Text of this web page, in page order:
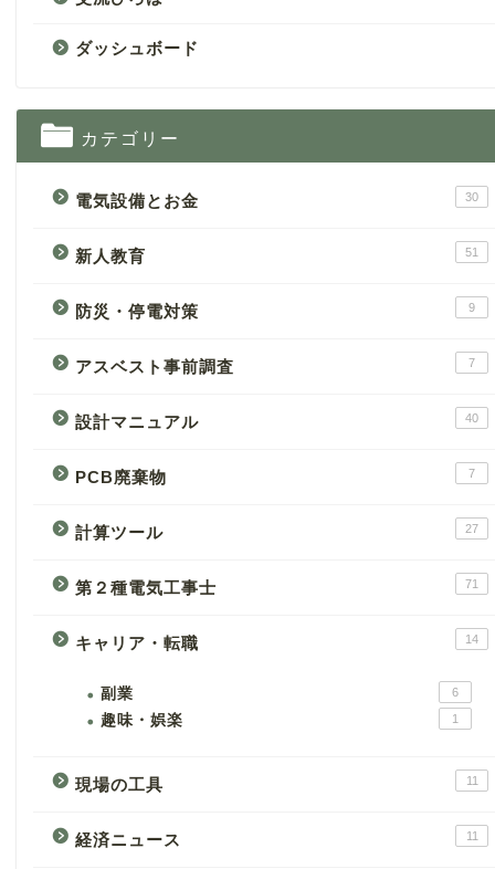
ダッシュボード
カテゴリー
電気設備とお金 30
新人教育 51
防災・停電対策 9
アスベスト事前調査 7
設計マニュアル 40
PCB廃棄物 7
計算ツール 27
第２種電気工事士 71
キャリア・転職 14
副業 6
趣味・娯楽 1
現場の工具 11
経済ニュース 11